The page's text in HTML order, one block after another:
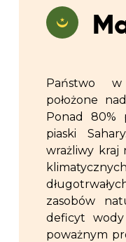
Państwo w
położone
Ponad 80%
piaski
wrażliwy kraj
zasobów
deficyt
poważnym